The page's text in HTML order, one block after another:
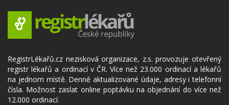
RegistrLékařů.cz nezisková organizace, z.s. provozuje otevřený
registr lékařů a ordinací v ČR. Více než 23.000 ordinací a lékařů
na jednom místě. Denně aktualizované údaje, adresy i telefonní
čísla. Možnost zaslat online poptávku na objednání do více než
12.000 ordinací.